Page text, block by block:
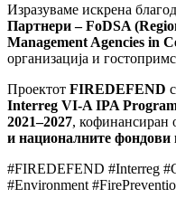
Изразуваме искрена
Партнери – FoDSA
Management Agencies in
организација и
Проектот FIREDEFEND
Interreg VI-A IPA
2021–2027, кофинансиран
и националните фондови
#FIREDEFEND #Interreg
#Environment